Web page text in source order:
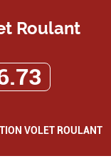
Roulant
VOLET ROULANT